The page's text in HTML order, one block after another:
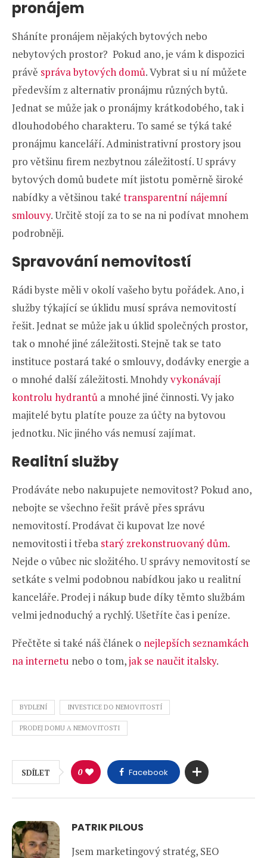
pronájem
Sháníte pronájem nějakých bytových nebo
nebytových prostor? Pokud ano, je vám k dispozici
právě správa bytových domů. Vybrat si u ní můžete
především z alternativ pronájmu různých bytů.
Jednat se může jak o pronájmy krátkodobého, tak i
dlouhodobého charakteru. To samé se týká také
pronájmu kanceláří. Administrativní prostory jsou
pro většinu firem nezbytnou záležitostí. U správy
bytových domů budete mít jistotu poměrně široké
nabídky a většinou také transparentní nájemní
smlouvy. Určitě stojí za to se na ni podívat mnohem
podrobněji.
Spravování nemovitostí
Rádi byste měli v okolí vašeho bytu pořádek. Ano, i
služby týkající se úklidu musí správa nemovitostí
řešit. Jednat se může jak u úklid společných prostor,
tak o mnohé jiné záležitosti. Stejně tak se tato
instituce postará také o smlouvy, dodávky energie a
o mnohé další záležitosti. Mnohdyvykonávají
kontrolu hydrantů a mnohé jiné činnosti. Vy jako
majitelé bytu platíte pouze za účty na bytovou
jednotku. Nic jiného vás nemusí zajímat.
Realitní služby
Prodáváte nebo nakupujete nemovitost? Pokud ano,
nebojte se všechno řešit právě přes správu
nemovitostí. Prodávat či kupovat lze nové
nemovitosti i třeba starý zrekonstruovaný dům.
Nejde o vůbec nic složitého. U správy nemovitostí se
setkáte s velmi podobnou nabídkou jako u realitní
kanceláře. Prodej i nákup bude díky těmto službám
velmi jednoduchý a rychlý. Ušetříte čas i peníze.
Přečtěte si také náš článek o nejlepších seznamkách
na internetu nebo o tom,jak se naučit italsky.
BYDLENÍ INVESTICE DO NEMOVITOSTÍ
PRODEJ DOMU A NEMOVITOSTI
SDÍLET 0 Facebook
PATRIK PILOUS
Jsem marketingový stratég, SEO